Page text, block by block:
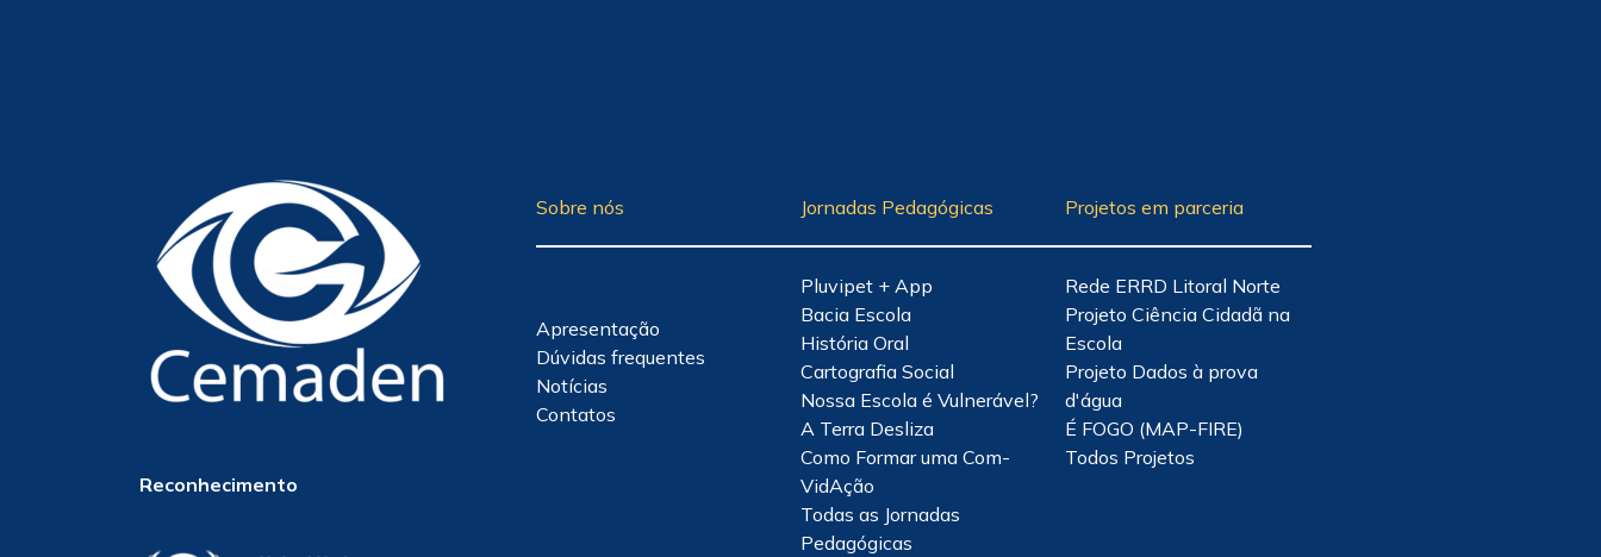
Reconhecimento
Sobre nós
Apresentação
Dúvidas frequentes
Notícias
Contatos
Jornadas Pedagógicas
Pluvipet + App
Bacia Escola
História Oral
Cartografia Social
Nossa Escola é Vulnerável?
A Terra Desliza
Como Formar uma Com-
VidAção
Todas as Jornadas
Pedagógicas
Projetos em parceria
Rede ERRD Litoral Norte
Projeto Ciência Cidadã na
Escola
Projeto Dados à prova
d'água
É FOGO (MAP-FIRE)
Todos Projetos